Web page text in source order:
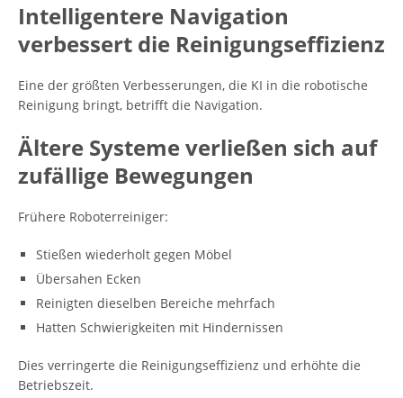
Intelligentere Navigation
verbessert die Reinigungseffizienz
Eine der größten Verbesserungen, die KI in die robotische
Reinigung bringt, betrifft die Navigation.
Ältere Systeme verließen sich auf
zufällige Bewegungen
Frühere Roboterreiniger:
Stießen wiederholt gegen Möbel
Übersahen Ecken
Reinigten dieselben Bereiche mehrfach
Hatten Schwierigkeiten mit Hindernissen
Dies verringerte die Reinigungseffizienz und erhöhte die
Betriebszeit.